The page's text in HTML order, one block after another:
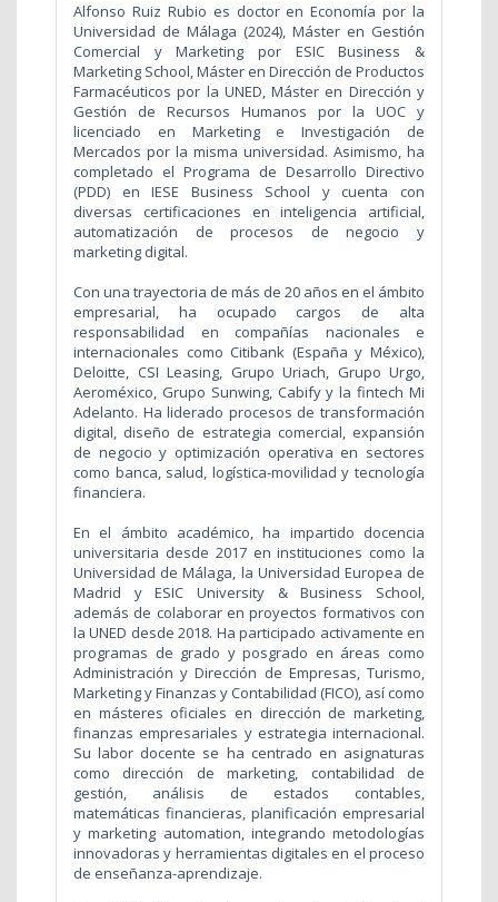
Alfonso Ruiz Rubio es doctor en Economía por la
Universidad de Málaga (2024), Máster en Gestión
Comercial y Marketing por ESIC Business &
Marketing School, Máster en Dirección de Productos
Farmacéuticos por la UNED, Máster en Dirección y
Gestión de Recursos Humanos por la UOC y
licenciado en Marketing e Investigación de
Mercados por la misma universidad. Asimismo, ha
completado el Programa de Desarrollo Directivo
(PDD) en IESE Business School y cuenta con
diversas certificaciones en inteligencia artificial,
automatización de procesos de negocio y
marketing digital.
Con una trayectoria de más de 20 años en el ámbito
empresarial, ha ocupado cargos de alta
responsabilidad en compañías nacionales e
internacionales como Citibank (España y México),
Deloitte, CSI Leasing, Grupo Uriach, Grupo Urgo,
Aeroméxico, Grupo Sunwing, Cabify y la fintech Mi
Adelanto. Ha liderado procesos de transformación
digital, diseño de estrategia comercial, expansión
de negocio y optimización operativa en sectores
como banca, salud, logística-movilidad y tecnología
financiera.
En el ámbito académico, ha impartido docencia
universitaria desde 2017 en instituciones como la
Universidad de Málaga, la Universidad Europea de
Madrid y ESIC University & Business School,
además de colaborar en proyectos formativos con
la UNED desde 2018. Ha participado activamente en
programas de grado y posgrado en áreas como
Administración y Dirección de Empresas, Turismo,
Marketing y Finanzas y Contabilidad (FICO), así como
en másteres oficiales en dirección de marketing,
finanzas empresariales y estrategia internacional.
Su labor docente se ha centrado en asignaturas
como dirección de marketing, contabilidad de
gestión, análisis de estados contables,
matemáticas financieras, planificación empresarial
y marketing automation, integrando metodologías
innovadoras y herramientas digitales en el proceso
de enseñanza-aprendizaje.